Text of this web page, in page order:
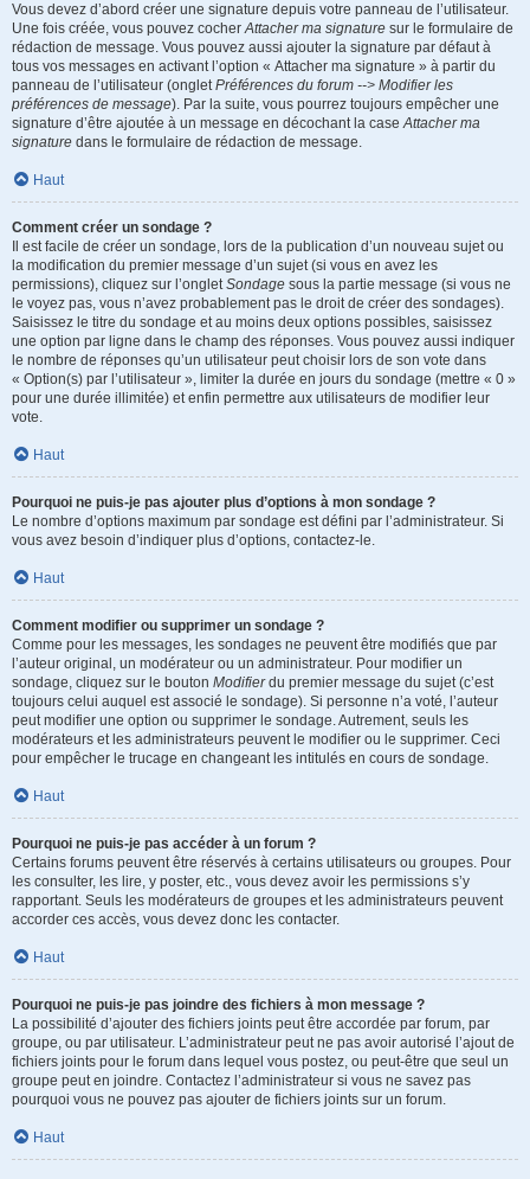
Vous devez d’abord créer une signature depuis votre panneau de l’utilisateur.
Une fois créée, vous pouvez cocherAttacher ma signature sur le formulaire de
rédaction de message. Vous pouvez aussi ajouter la signature par défaut à
tous vos messages en activant l’option « Attacher ma signature » à partir du
panneau de l’utilisateur (ongletPréférences du forum --> Modifier les
préférences de message). Par la suite, vous pourrez toujours empêcher une
signature d’être ajoutée à un message en décochant la caseAttacher ma
signature dans le formulaire de rédaction de message.
Haut
Comment créer un sondage ?
Il est facile de créer un sondage, lors de la publication d’un nouveau sujet ou
la modification du premier message d’un sujet (si vous en avez les
permissions), cliquez sur l’ongletSondage sous la partie message (si vous ne
le voyez pas, vous n’avez probablement pas le droit de créer des sondages).
Saisissez le titre du sondage et au moins deux options possibles, saisissez
une option par ligne dans le champ des réponses. Vous pouvez aussi indiquer
le nombre de réponses qu’un utilisateur peut choisir lors de son vote dans
« Option(s) par l’utilisateur », limiter la durée en jours du sondage (mettre « 0 »
pour une durée illimitée) et enfin permettre aux utilisateurs de modifier leur
vote.
Haut
Pourquoi ne puis-je pas ajouter plus d’options à mon sondage ?
Le nombre d’options maximum par sondage est défini par l’administrateur. Si
vous avez besoin d’indiquer plus d’options, contactez-le.
Haut
Comment modifier ou supprimer un sondage ?
Comme pour les messages, les sondages ne peuvent être modifiés que par
l’auteur original, un modérateur ou un administrateur. Pour modifier un
sondage, cliquez sur le bouton Modifierdu premier message du sujet (c’est
toujours celui auquel est associé le sondage). Si personne n’a voté, l’auteur
peut modifier une option ou supprimer le sondage. Autrement, seuls les
modérateurs et les administrateurs peuvent le modifier ou le supprimer. Ceci
pour empêcher le trucage en changeant les intitulés en cours de sondage.
Haut
Pourquoi ne puis-je pas accéder à un forum ?
Certains forums peuvent être réservés à certains utilisateurs ou groupes. Pour
les consulter, les lire, y poster, etc., vous devez avoir les permissions s’y
rapportant. Seuls les modérateurs de groupes et les administrateurs peuvent
accorder ces accès, vous devez donc les contacter.
Haut
Pourquoi ne puis-je pas joindre des fichiers à mon message ?
La possibilité d’ajouter des fichiers joints peut être accordée par forum, par
groupe, ou par utilisateur. L’administrateur peut ne pas avoir autorisé l’ajout de
fichiers joints pour le forum dans lequel vous postez, ou peut-être que seul un
groupe peut en joindre. Contactez l’administrateur si vous ne savez pas
pourquoi vous ne pouvez pas ajouter de fichiers joints sur un forum.
Haut